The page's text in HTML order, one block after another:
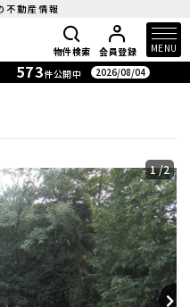
不動産情報
MENU
物件検索 会員登録
573件公開中 2026/08/04
1/2